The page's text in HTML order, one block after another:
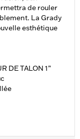
de rouler
La Grady
esthétique
DE TALON 1”